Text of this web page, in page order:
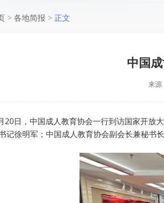
各地简报 正文
中国
来源
20日，中国成人教育协会一行到访国家开放
记徐明军；中国成人教育协会副会长兼秘书